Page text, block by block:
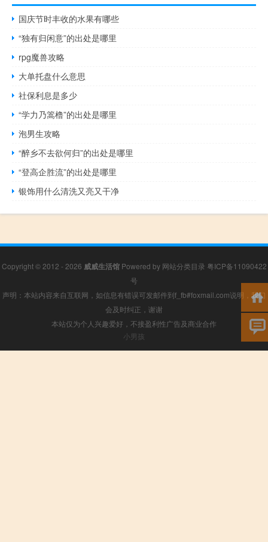
国庆节时丰收的水果有哪些
“独有归闲意”的出处是哪里
rpg魔兽攻略
大单托盘什么意思
社保利息是多少
“学力乃篙橹”的出处是哪里
泡男生攻略
“醉乡不去欲何归”的出处是哪里
“登高企胜流”的出处是哪里
银饰用什么清洗又亮又干净
Copyright © 2012 - 2026 威威生活馆Powered by 网站分类目录 粤ICP备11090422
号
声明：本站内容来自互联网，如信息有错误可发邮件到f_fb#foxmail.com说明，我们
会及时纠正，谢谢
本站仅为个人兴趣爱好，不接盈利性广告及商业合作
小男孩